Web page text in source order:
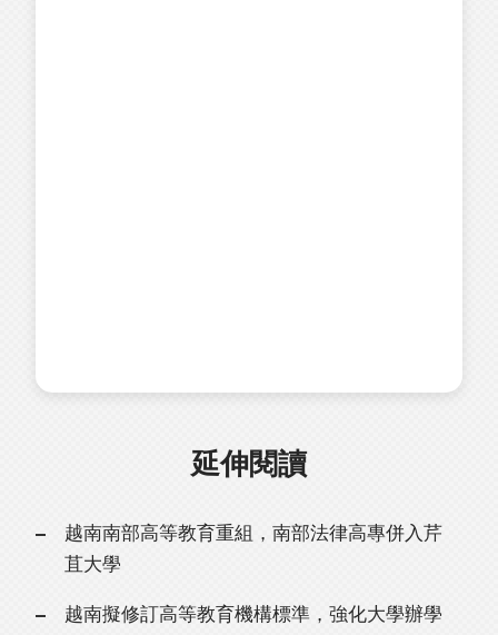
延伸閱讀
越南南部高等教育重組，南部法律高專併入芹
苴大學
越南擬修訂高等教育機構標準，強化大學辦學